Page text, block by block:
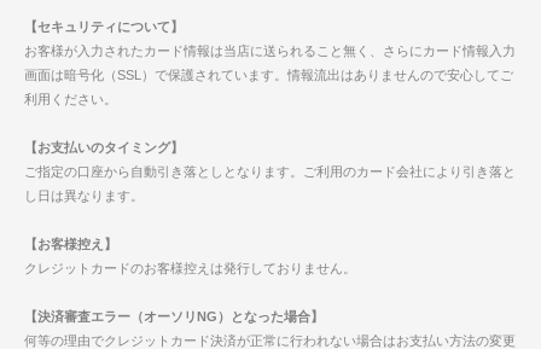
【セキュリティについて】
お客様が入力されたカード情報は当店に送られること無く、さらにカード情報入力
画面は暗号化（SSL）で保護されています。情報流出はありませんので安心してご
利用ください。
【お支払いのタイミング】
ご指定の口座から自動引き落としとなります。ご利用のカード会社により引き落と
し日は異なります。
【お客様控え】
クレジットカードのお客様控えは発行しておりません。
【決済審査エラー（オーソリNG）となった場合】
何等の理由でクレジットカード決済が正常に行われない場合はお支払い方法の変更